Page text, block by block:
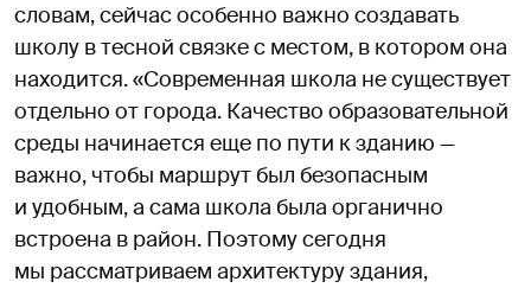
словам, сейчас особенно важно создавать
школу в тесной связке с местом, в котором она
находится. «Современная школа не существует
отдельно от города. Качество образовательной
среды начинается еще по пути к зданию —
важно, чтобы маршрут был безопасным
и удобным, а сама школа была органично
встроена в район. Поэтому сегодня
мы рассматриваем архитектуру здания,